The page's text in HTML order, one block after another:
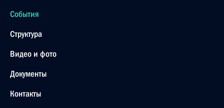
События
Структура
Видео и фото
Документы
Контакты